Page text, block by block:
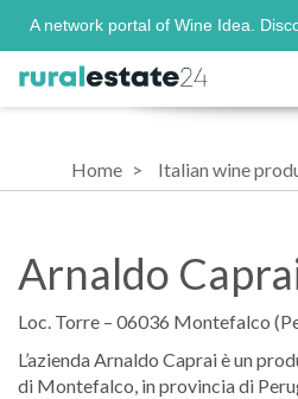
A network portal of Wine Idea.
Home Italian wine
Arnaldo
Loc. Torre – 06036 Montefalco
L’azienda Arnaldo Caprai è un
di Montefalco, in provincia di